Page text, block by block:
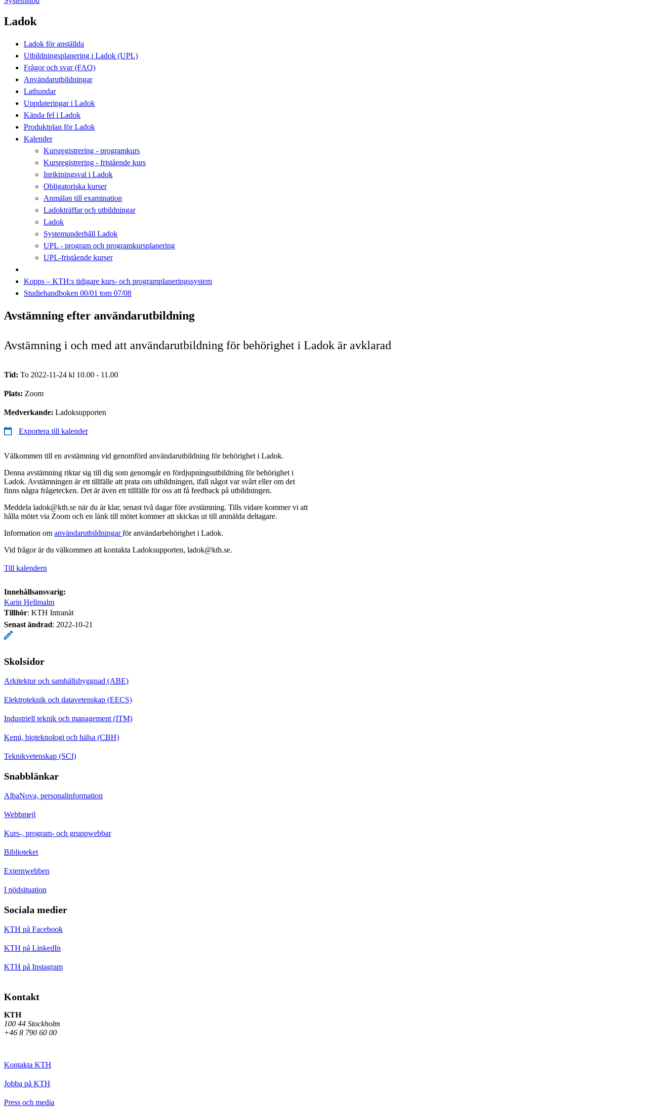
Ladok
Ladok för anställda
Utbildningsplanering i Ladok (UPL)
Frågor och svar (FAQ)
Användarutbildningar
Lathundar
Uppdateringar i Ladok
Kända fel i Ladok
Produktplan för Ladok
Kalender
Kursregistrering - programkurs
Kursregistrering - fristående kurs
Inriktningsval i Ladok
Obligatoriska kurser
Anmälan till examination
Ladokträffar och utbildningar
Ladok
Systemunderhåll Ladok
UPL - program och programkursplanering
UPL-fristående kurser
Kopps – KTH:s tidigare kurs- och programplaneringssystem
Studiehandboken 00/01 tom 07/08
Avstämning efter användarutbildning
Avstämning i och med att användarutbildning för behörighet i Ladok är avklarad
Tid: To 2022-11-24 kl 10.00 - 11.00
Plats: Zoom
Medverkande: Ladoksupporten
Exportera till kalender
Välkommen till en avstämning vid genomförd användarutbildning för behörighet i Ladok.
Denna avstämning riktar sig till dig som genomgår en fördjupningsutbildning för behörighet i
Ladok. Avstämningen är ett tillfälle att prata om utbildningen, ifall något var svårt eller om det
finns några frågetecken. Det är även ett tillfälle för oss att få feedback på utbildningen.
Meddela ladok@kth.se när du är klar, senast två dagar före avstämning. Tills vidare kommer vi att
hålla mötet via Zoom och en länk till mötet kommer att skickas ut till anmälda deltagare.
Information om användarutbildningarför användarbehörighet i Ladok.
Vid frågor är du välkommen att kontakta Ladoksupporten, ladok@kth.se.
Till kalendern
Innehållsansvarig:
Karin Hellmalm
Tillhör: KTH Intranät
Senast ändrad: 2022-10-21
Skolsidor
Arkitektur och samhällsbyggnad (ABE)
Elektroteknik och datavetenskap (EECS)
Industriell teknik och management (ITM)
Kemi, bioteknologi och hälsa (CBH)
Teknikvetenskap (SCI)
Snabblänkar
AlbaNova, personalinformation
Webbmejl
Kurs-, program- och gruppwebbar
Biblioteket
Externwebben
I nödsituation
Sociala medier
KTH på Facebook
KTH på LinkedIn
KTH på Instagram
Kontakt
KTH
100 44 Stockholm
+46 8 790 60 00
Kontakta KTH
Jobba på KTH
Press och media